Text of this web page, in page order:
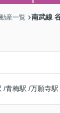
産一覧 南武線
/青梅駅 /万願寺駅